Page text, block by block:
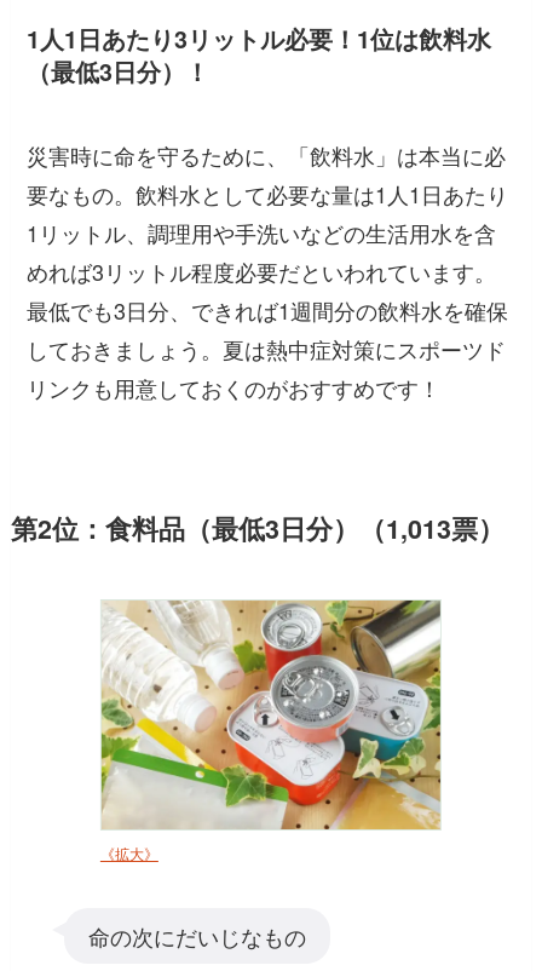
1人1日あたり3リットル必要！1位は飲料水
（最低3日分）！
災害時に命を守るために、「飲料水」は本当に必
要なもの。飲料水として必要な量は1人1日あたり
1リットル、調理用や手洗いなどの生活用水を含
めれば3リットル程度必要だといわれています。
最低でも3日分、できれば1週間分の飲料水を確保
しておきましょう。夏は熱中症対策にスポーツド
リンクも用意しておくのがおすすめです！
第2位：食料品（最低3日分）（1,013票）
《拡大》
命の次にだいじなもの